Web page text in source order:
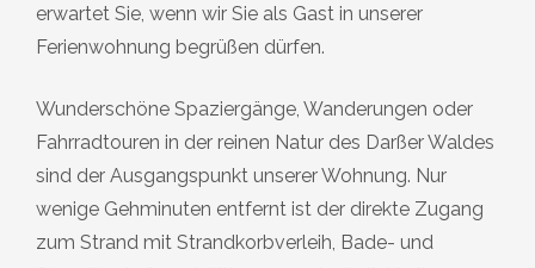
erwartet Sie, wenn wir Sie als Gast in unserer
Ferienwohnung begrüßen dürfen.
Wunderschöne Spaziergänge, Wanderungen oder
Fahrradtouren in der reinen Natur des Darßer Waldes
sind der Ausgangspunkt unserer Wohnung. Nur
wenige Gehminuten entfernt ist der direkte Zugang
zum Strand mit Strandkorbverleih, Bade- und